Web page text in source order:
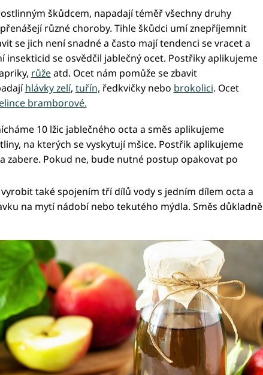
škůdcem, napadají téměř všechny druhy
různé choroby. Tihle škůdci umí znepříjemnit
se jich není snadné a často mají tendenci se vracet a
insekticid se osvědčil jablečný ocet. Postřiky aplikujeme
růžeatd. Ocet nám pomůže se zbavit
hlávky zelí, tuřín, ředkvičky nebo brokolici. Ocet
bramborové.
10 lžic jablečného octa a směs aplikujeme
na kterých se vyskytují mšice. Postřik aplikujeme
zabere. Pokud ne, bude nutné postup opakovat po
také spojením tří dílů vody s jedním dílem octa a
na mytí nádobí nebo tekutého mýdla. Směs důkladně